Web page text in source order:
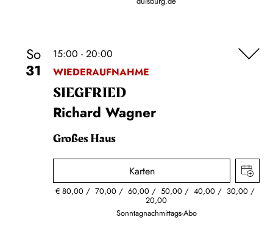
So
31
15:00 - 20:00
WIEDERAUFNAHME
SIEG­FRIED
Richard Wagner
Großes Haus
Karten
€80,00 70,00 60,00 50,00 40,00 30,00
20,00
Sonntagnachmittags-Abo